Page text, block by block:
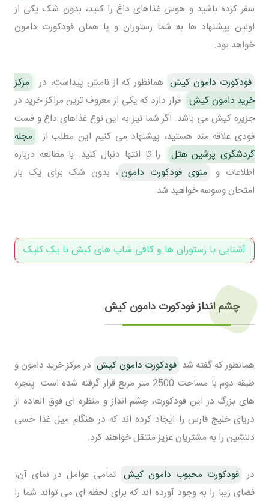
سفر کرده باشید و هوس غذاهای داغ را کنید، بدون شک یکی از
اولین پیشنهاد ها به شما رستوران و یا همان فودکورت دامون
خواهد بود.
فودکورت دامون کیش همانطور که از نامش پیداست، در
مرکز
خرید دامون کیش قرار دارد که یکی از معروف ترین مراکز خرید در
جزیره کیش می باشد. اگر شما نیز به این نوع غذاهای داغ و فست
فودی علاقه مند هستید، پیشنهاد می کنیم این مطلب از
مجله
گردشگری پرشین هتل
را تا انتها دنبال کنید. با مطالعه درباره
اطلاعات و
منوی فودکورت دامون ، بدون شک برای یک بار
امتحان وسوسه خواهید شد.
آشنایی با رستوران ها و کافی شاپ های کیش با یک کلیک
چشم انداز فودکورت دامون کیش
همانطور که گفته شد فودکورت دامون کیش در مرکز خرید دامون و
طبقه دوم با مساحت 2500 متر مربع قرار گرفته شده است. پنجره
های بزرگ در این فودکورت، چشم انداز و منظره ای فوق العاده از
دریای خلیج فارس را ایجاد کرده اند که در هنگام میل غذا حسی
دلنشین را به مشتریان عزیز منتقل خواهند کرد.
در فودکورت محبوب دامون کیش تمامی عوامل در نمای آن،
فضای زیبا را به وجود آورده اند که برای لحظه ای می تواند شما را